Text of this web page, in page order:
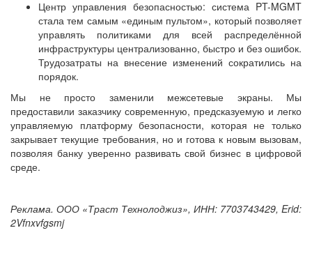
Центр управления безопасностью: система PT-MGMT
стала тем самым «единым пультом», который позволяет
управлять политиками для всей распределённой
инфраструктуры централизованно, быстро и без ошибок.
Трудозатраты на внесение изменений сократились на
порядок.
Мы не просто заменили межсетевые экраны. Мы
предоставили заказчику современную, предсказуемую и легко
управляемую платформу безопасности, которая не только
закрывает текущие требования, но и готова к новым вызовам,
позволяя банку уверенно развивать свой бизнес в цифровой
среде.
Реклама. ООО «Траст Технолоджиз», ИНН: 7703743429, Erid:
2Vfnxvfgsmj